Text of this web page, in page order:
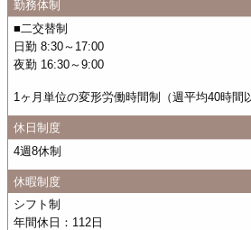
勤務体制
■二交替制
日勤 8:30～17:00
夜勤 16:30～9:00
1ヶ月単位の変形労働時間制（週平均40時間
休日制度
4週8休制
休暇制度
シフト制
年間休日：112日